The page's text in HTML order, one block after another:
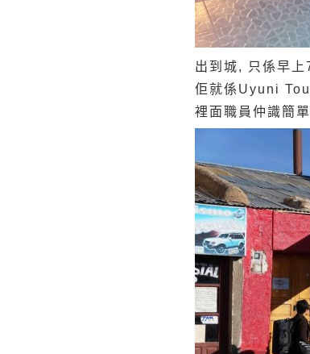
出到城, 只係早
佢就係Uyuni
裡面職員仲識簡